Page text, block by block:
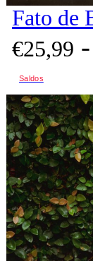
Fato de
€25,99 -
Saldos